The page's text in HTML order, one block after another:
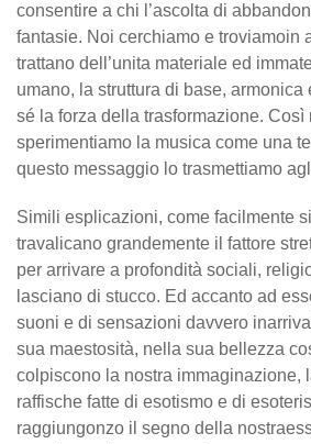
consentire a chi l’ascolta di
fantasie. Noi cerchiamo e troviamoin
trattano dell’unita materiale ed
umano, la struttura di base, armonica
sé la forza della trasformazione. Così
sperimentiamo la musica come una
questo messaggio lo trasmettiamo
Simili esplicazioni, come facilmente
travalicano grandemente il fattore
per arrivare a profondità sociali,
lasciano di stucco. Ed accanto ad
suoni e di sensazioni davvero
sua maestosità, nella sua bellezza
colpiscono la nostra immaginazione,
raffische fatte di esotismo e di
raggiungonzo il segno della